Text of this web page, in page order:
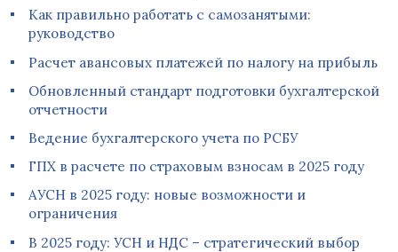
Как правильно работать с самозанятыми:
руководство
Расчет авансовых платежей по налогу на прибыль
Обновленный стандарт подготовки бухгалтерской
отчетности
Ведение бухгалтерского учета по РСБУ
ГПХ в расчете по страховым взносам в 2025 году
АУСН в 2025 году: новые возможности и
ограничения
В 2025 году: УСН и НДС – стратегический выбор